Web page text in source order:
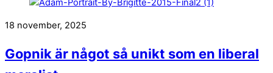
18 november, 2025
Gopnik är något så unikt som en liberal